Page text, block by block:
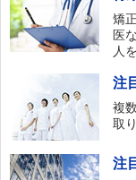
矯
医
人
注
複
取
注